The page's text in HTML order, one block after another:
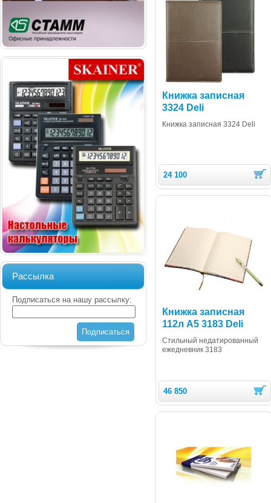
Рассылка
Подписаться на нашу рассылку:
Подписаться
Книжка записная
3324 Deli
Книжка записная 3324 Deli
24 100
Книжка записная
112л А5 3183 Deli
Стильный недатированный
ежедневник 3183
46 850